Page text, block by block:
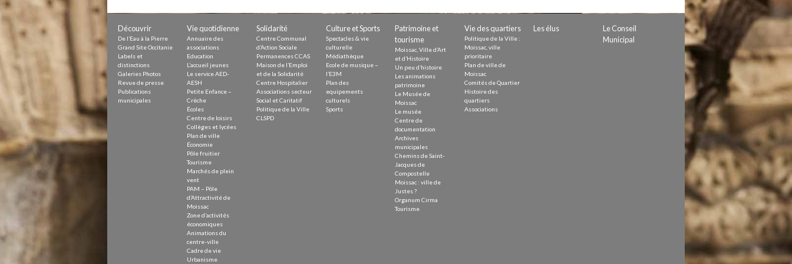
Écoles
Centre de loisirs
Collèges et lycées
Le service AED-AESH
Pôle fruitier
Tourisme
Marchés de plein vent
PAM – Pôle d’Attractivité de Moissac
Zones d’activités économiques
Animations du centre-ville
Annuaire des commerces
Démarchage
Urbanisme
Environnement développement durable
Déchets
Eau
Prévention des risques
Crues
Demande de subvention
Demande d’autorisation de tournage
Appels à projets
Découvrir
De l’Eau à la Pierre
Grand Site Occitanie
Labels et
distinctions
Galeries Photos
Revue de presse
Publications
municipales
Vie quotidienne
Annuaire des
associations
Education
L’accueil jeunes
Le service AED-
AESH
Petite Enfance –
Crèche
Écoles
Centre de loisirs
Collèges et lycées
Plan de ville
Économie
Pôle fruitier
Tourisme
Marchés de plein
vent
PAM – Pôle
d’Attractivité de
Moissac
Zone d’activités
économiques
Animations du
centre-ville
Cadre de vie
Urbanisme
Solidarité
Centre Communal
d’Action Sociale
Permanences CCAS
Maison de l’Emploi
et de la Solidarité
Centre Hospitalier
Associations secteur
Social et Caritatif
Politique de la Ville
CLSPD
Culture et Sports
Spectacles & vie
culturelle
Médiathèque
Ecole de musique –
l’E3M
Plan des
equipements
culturels
Sports
Patrimoine et
tourisme
Moissac, Ville d’Art
et d’Histoire
Un peu d’histoire
Les animations
patrimoine
Le Musée de
Moissac
Le musée
Centre de
documentation
Archives
municipales
Chemins de Saint-
Jacques de
Compostelle
Moissac : ville de
Justes ?
Organum Cirma
Tourisme
Vie des quartiers
Politique de la Ville :
Moissac, ville
prioritaire
Plan de ville de
Moissac
Comités de Quartier
Histoire des
quartiers
Associations
Les élus
Le Conseil
Municipal